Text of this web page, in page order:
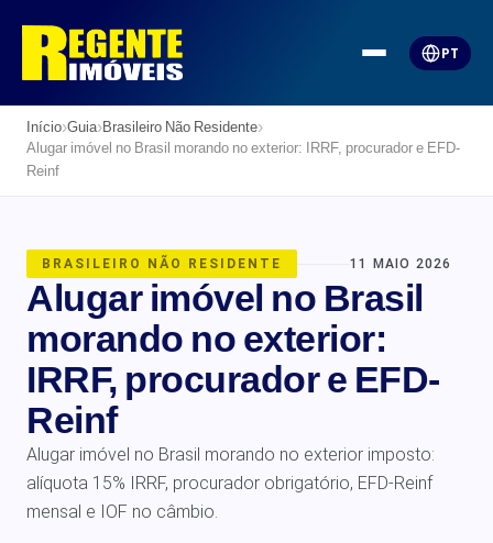
PT
Início›Guia›Brasileiro Não Residente›
Alugar imóvel no Brasil morando no exterior: IRRF, procurador e EFD-
Reinf
BRASILEIRO NÃO RESIDENTE 11 MAIO 2026
Alugar imóvel no Brasil
morando no exterior:
IRRF, procurador e EFD-
Reinf
Alugar imóvel no Brasil morando no exterior imposto:
alíquota 15% IRRF, procurador obrigatório, EFD-Reinf
mensal e IOF no câmbio.